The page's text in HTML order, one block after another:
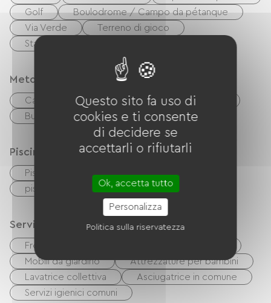
Golf
Boulodrome / Campo da pétanque
Via Verde
Terreno di gioco
Stazione termale
Metodi di pagamento
Carta di credito Controlli
contanti
Buoni vacanza (ANCV)
Trasferimento
Piscina
Piscina collettiva
Piscina riscaldata
piscina per bambini
Servizi
Free Wifi
Mobili da giardino
Attrezzature per bambini
Lavatrice collettiva
Asciugatrice in comune
Servizi igienici comuni
Questo sito fa uso di
cookies e ti consente
di decidere se
accettarli o rifiutarli
Ok, accetta tutto
Personalizza
Politica sulla riservatezza